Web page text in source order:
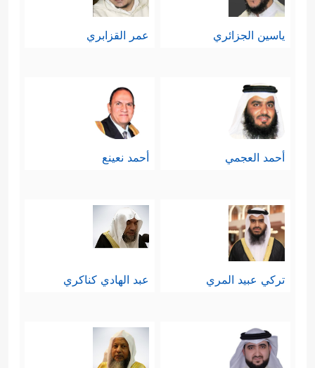
ياسين الجزائري عمر القزابري
أحمد العجمي أحمد نعينع
تركي عبيد المري عبد الهادي كناكري